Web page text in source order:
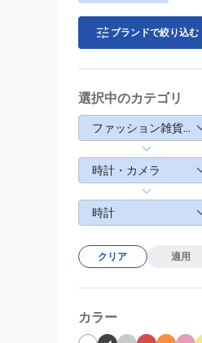
ブランドで絞り込む
選択中のカテゴリ
ファッション雑貨・生活雑貨
時計・カメラ
時計
クリア 適用
カラー